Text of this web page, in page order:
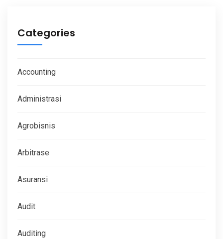
Categories
Accounting
Administrasi
Agrobisnis
Arbitrase
Asuransi
Audit
Auditing